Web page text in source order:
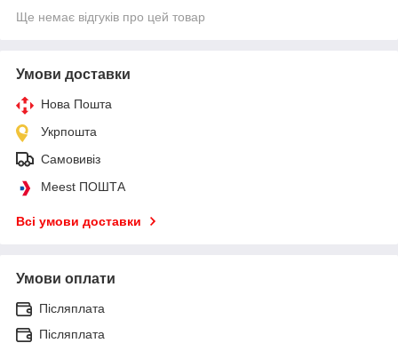
Ще немає відгуків про цей товар
Умови доставки
Нова Пошта
Укрпошта
Самовивіз
Meest ПОШТА
Всі умови доставки
Умови оплати
Післяплата
Післяплата